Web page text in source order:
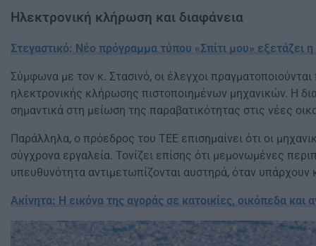
Ηλεκτρονική κλήρωση και διαφάνεια
Στεγαστικό: Νέο πρόγραμμα τύπου «Σπίτι μου» εξετάζει
Σύμφωνα με τον κ. Στασινό, οι έλεγχοι
ηλεκτρονικής κλήρωσης πιστοποιημένων μηχανικών. Η
σημαντικά στη μείωση της παραβατικότητας στις νέες
Παράλληλα, ο πρόεδρος του ΤΕΕ επισημαίνει ότι οι
σύγχρονα εργαλεία. Τονίζει επίσης ότι μεμονωμένες
υπευθυνότητα αντιμετωπίζονται αυστηρά, όταν υπάρχουν
Ακίνητα: Η εικόνα της αγοράς σε κατοικίες, οικόπεδα και